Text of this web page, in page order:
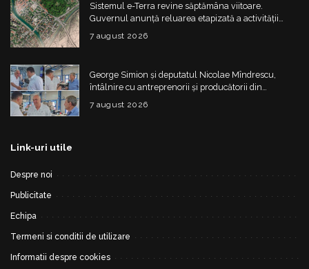
Sistemul e-Terra revine săptămâna viitoare.
Guvernul anunță reluarea etapizată a activității
7 august 2026
George Simion și deputatul Nicolae Mîndrescu,
întâlnire cu antreprenorii și producătorii din
Drăgășani
7 august 2026
Link-uri utile
Despre noi
Publicitate
Echipa
Termeni si conditii de utilizare
Informatii despre cookies